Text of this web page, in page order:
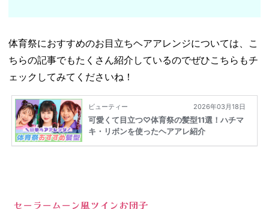
体育祭におすすめのお目立ちヘアアレンジについては、こ
ちらの記事でもたくさん紹介しているのでぜひこちらもチ
ェックしてみてくださいね！
セーラームーン風ツインお団子